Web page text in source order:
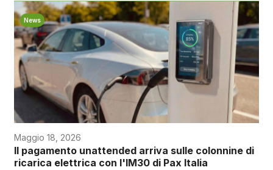
News
Maggio 18, 2026
Il pagamento unattended arriva sulle colonnine di
ricarica elettrica con l'IM30 di Pax Italia